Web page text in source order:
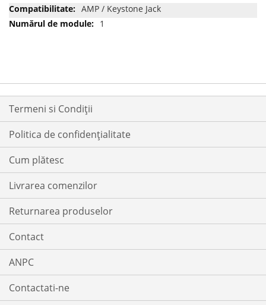
AMP / Keystone Jack
1
Termeni si Condiții
Politica de confidențialitate
Cum plătesc
Livrarea comenzilor
Returnarea produselor
Contact
ANPC
Contactati-ne